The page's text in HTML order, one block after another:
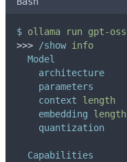
$ ollama run gpt-oss
>>> /show info
Model
architecture
parameters
context
length
embedding
length
quantization
Capabilities